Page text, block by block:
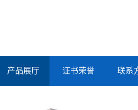
产品展厅 证书荣誉 联系